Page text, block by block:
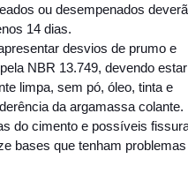
ou desempenados
14 dias.
desvios de prumo e
NBR 13.749, devendo estar
limpa, sem pó, óleo, tinta e
da argamassa colante.
do cimento e possíveis
bases que tenham problemas